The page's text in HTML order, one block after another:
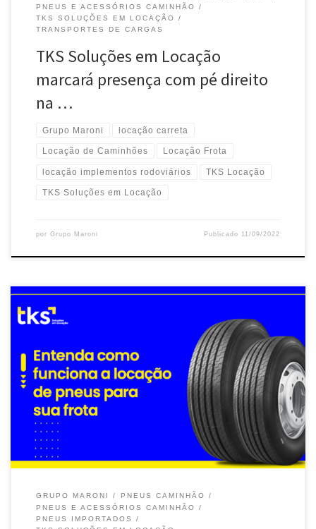
PNEUS E ACESSÓRIOS CAMINHÃO
TKS SOLUÇÕES EM LOCAÇÃO
TRANSPORTES DE CARGAS
TKS Soluções em Locação
marcará presença com pé direito
na …
Grupo Maroni locação carreta
Locação de Caminhões Locação Frota
locação implementos rodoviários TKS Locação
TKS Soluções em Locação
por Grupo Maroni Publicado 11/09/2022
Conforme uma empresa cresce, é natural que as suas operações
também aumentem. Essa expansão pode acabar
sobrecarregando recursos […]
GRUPO MARONI
PNEUS CAMINHÃO
PNEUS E ACESSÓRIOS CAMINHÃO
PNEUS IMPORTADOS